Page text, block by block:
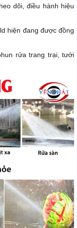
dõi, điều hành hiệu
hiện đang được đồng
rửa trang trại, tưới